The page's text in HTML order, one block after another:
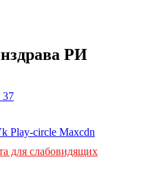
РИ
37
Play-circle Maxcdn
для слабовидящих